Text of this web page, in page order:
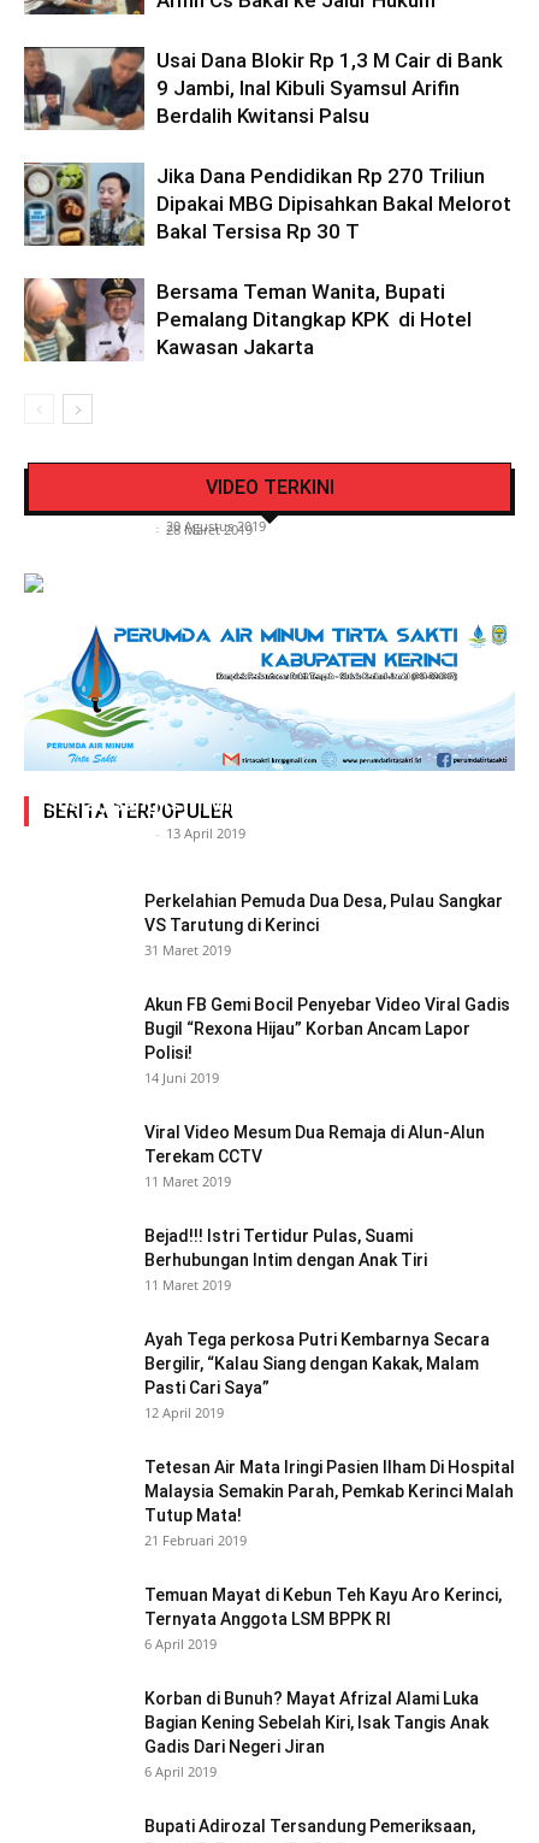
Usai Dana Blokir Rp 1,3 M Cair di Bank
9 Jambi, Inal Kibuli Syamsul Arifin
Berdalih Kwitansi Palsu
Jika Dana Pendidikan Rp 270 Triliun
Dipakai MBG Dipisahkan Bakal Melorot
Bakal Tersisa Rp 30 T
Bersama Teman Wanita, Bupati
Pemalang Ditangkap KPK di Hotel
Kawasan Jakarta
VIDEO TERKINI
Video Detik Evakuasi Jasad Iglesias di Gunung
- 20 Agustus 2019
Lantas Polres Kerinci Beri Pengendara Segelas
- 28 Maret 2019
BERITA TERPOPULER
Adegan Ranjang Dua Kadis, Perhubungan Vs
Sosial, Sang Istri Miliki Bukti Video Mesum Hot
- 13 April 2019
Perkelahian Pemuda Dua Desa, Pulau Sangkar
VS Tarutung di Kerinci
31 Maret 2019
Akun FB Gemi Bocil Penyebar Video Viral Gadis
Bugil “Rexona Hijau” Korban Ancam Lapor
Polisi!
14 Juni 2019
Viral Video Mesum Dua Remaja di Alun-Alun
Terekam CCTV
11 Maret 2019
Bejad!!! Istri Tertidur Pulas, Suami
Berhubungan Intim dengan Anak Tiri
11 Maret 2019
Ayah Tega perkosa Putri Kembarnya Secara
Bergilir, “Kalau Siang dengan Kakak, Malam
Pasti Cari Saya”
12 April 2019
Tetesan Air Mata Iringi Pasien Ilham Di Hospital
Malaysia Semakin Parah, Pemkab Kerinci Malah
Tutup Mata!
21 Februari 2019
Temuan Mayat di Kebun Teh Kayu Aro Kerinci,
Ternyata Anggota LSM BPPK RI
6 April 2019
Korban di Bunuh? Mayat Afrizal Alami Luka
Bagian Kening Sebelah Kiri, Isak Tangis Anak
Gadis Dari Negeri Jiran
6 April 2019
Bupati Adirozal Tersandung Pemeriksaan,